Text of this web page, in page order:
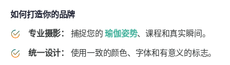
如何打造你的品牌
专业摄影：
捕捉您的瑜伽姿势、课程和真实瞬间。
统一设计：
使用一致的颜色、字体和有意义的标志。